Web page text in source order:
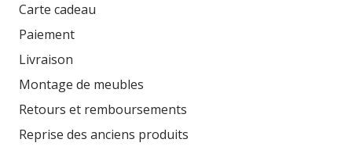
Carte cadeau
Paiement
Livraison
Montage de meubles
Retours et remboursements
Reprise des anciens produits